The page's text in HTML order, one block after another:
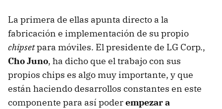
La primera de ellas apunta directo a la
fabricación e implementación de su propio
chipsetpara móviles. El presidente de LG Corp.,
Cho Juno, ha dicho que el trabajo con sus
propios chips es algo muy importante, y que
están haciendo desarrollos constantes en este
componente para así poderempezar a